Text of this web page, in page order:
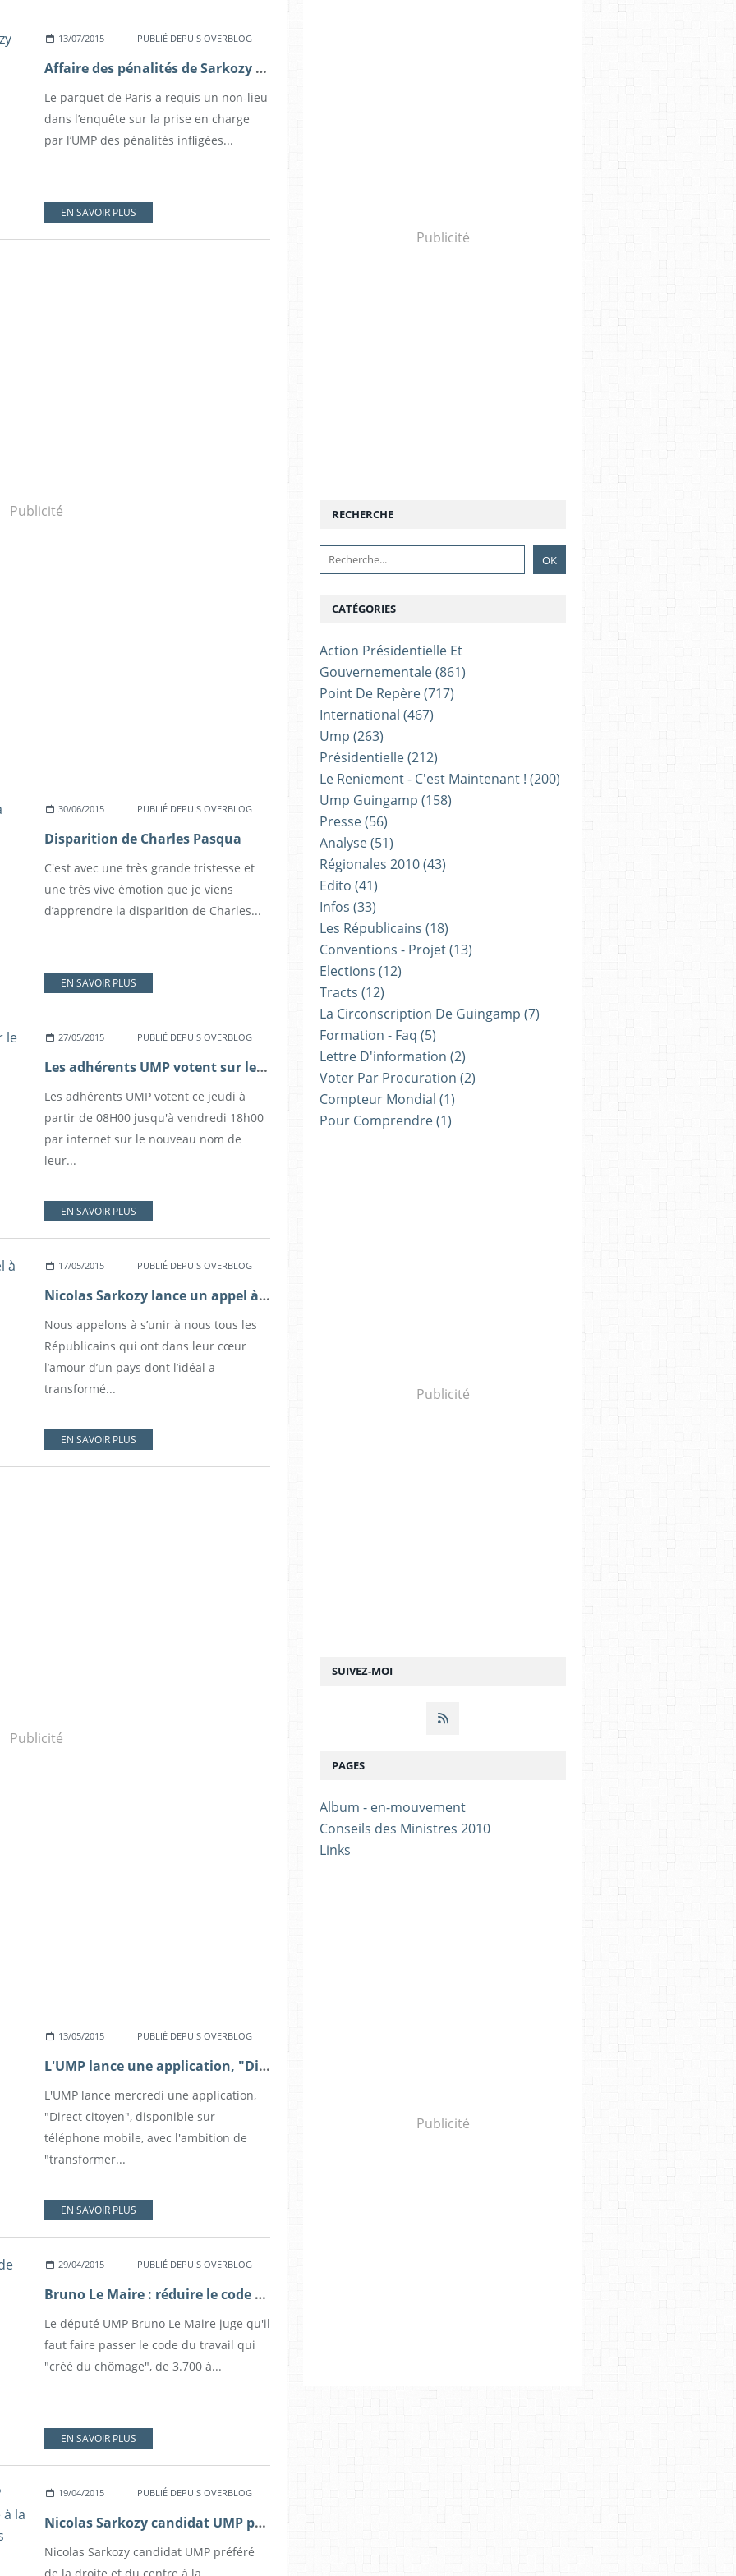
13/07/2015 PUBLIÉ DEPUIS OVERBLOG
Affaire des pénalités de Sarkozy payées par l’UMP : le parquet requiert le non-lieu
Le parquet de Paris a requis un non-lieu
dans l’enquête sur la prise en charge
par l’UMP des pénalités infligées...
EN SAVOIR PLUS
Publicité
30/06/2015 PUBLIÉ DEPUIS OVERBLOG
Disparition de Charles Pasqua
C'est avec une très grande tristesse et
une très vive émotion que je viens
d’apprendre la disparition de Charles...
EN SAVOIR PLUS
27/05/2015 PUBLIÉ DEPUIS OVERBLOG
Les adhérents UMP votent sur le nouveau nom de leur parti
Les adhérents UMP votent ce jeudi à
partir de 08H00 jusqu'à vendredi 18h00
par internet sur le nouveau nom de
leur...
EN SAVOIR PLUS
17/05/2015 PUBLIÉ DEPUIS OVERBLOG
Nicolas Sarkozy lance un appel à tous les républicains
Nous appelons à s’unir à nous tous les
Républicains qui ont dans leur cœur
l’amour d’un pays dont l’idéal a
transformé...
EN SAVOIR PLUS
Publicité
13/05/2015 PUBLIÉ DEPUIS OVERBLOG
L'UMP lance une application, "Direct Citoyen"
L'UMP lance mercredi une application,
"Direct citoyen", disponible sur
téléphone mobile, avec l'ambition de
"transformer...
EN SAVOIR PLUS
29/04/2015 PUBLIÉ DEPUIS OVERBLOG
Bruno Le Maire : réduire le code du travail de 3.700 à 150 pages
Le député UMP Bruno Le Maire juge qu'il
faut faire passer le code du travail qui
"créé du chômage", de 3.700 à...
EN SAVOIR PLUS
19/04/2015 PUBLIÉ DEPUIS OVERBLOG
Nicolas Sarkozy candidat UMP préféré de la droite et du centre à la présidentielle pour les primaires (sondage)
Nicolas Sarkozy candidat UMP préféré
Publicité
SUIVEZ-MOI
RECHERCHE
Publicité
PAGES
Album - en-mouvement
Conseils des Ministres 2010
Links
CATÉGORIES
Action Présidentielle Et
Gouvernementale(861)
Point De Repère(717)
International (467)
Ump (263)
Présidentielle(212)
Le Reniement - C'est Maintenant ! (200)
Ump Guingamp (158)
Presse(56)
Analyse(51)
Régionales 2010(43)
Edito (41)
Infos (33)
Les Républicains (18)
Conventions - Projet(13)
Elections (12)
Tracts (12)
La Circonscription De Guingamp (7)
Formation - Faq (5)
Lettre D'information (2)
Voter Par Procuration (2)
Compteur Mondial (1)
Pour Comprendre(1)
Publicité